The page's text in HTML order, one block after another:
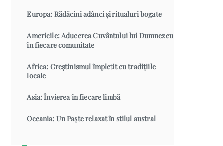
Europa: Rădăcini adânci și ritualuri bogate
Americile: Aducerea Cuvântului lui Dumnezeu
în fiecare comunitate
Africa: Creștinismul împletit cu tradițiile
locale
Asia: Învierea în fiecare limbă
Oceania: Un Paște relaxat în stilul austral